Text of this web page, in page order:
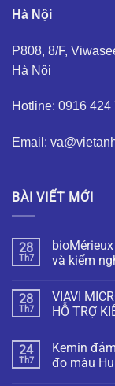
Hà Nội
P808, 8/F,
Hà Nội
Hotline: 0916 424
Email:
BÀI VIẾT MỚI
28
Th7
và kiểm
28
Th7
VIAVI
HỖ TRỢ
24
Th7
Kemin
đo màu